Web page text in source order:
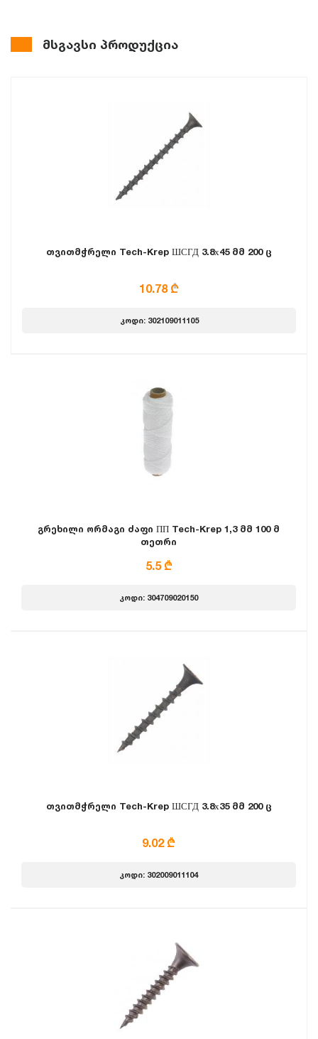
მსგავსი პროდუქცია
თვითმჭრელი Tech-Krep ШСГД 3.8х45 მმ 200 ც
10.78 ₾
კოდი: 302109011105
გრეხილი ორმაგი ძაფი ПП Tech-Krep 1,3 მმ 100 მ
თეთრი
5.5 ₾
კოდი: 304709020150
თვითმჭრელი Tech-Krep ШСГД 3.8х35 მმ 200 ც
9.02 ₾
კოდი: 302009011104